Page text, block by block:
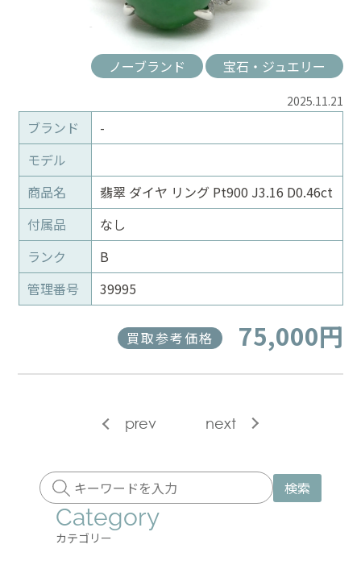
ノーブランド 宝石・ジュエリー
2025.11.21
ブランド
-
モデル
商品名
翡翠 ダイヤ リング Pt900 J3.16 D0.46ct
付属品
なし
ランク
B
管理番号
39995
買取参考価格 75,000円
prev next
検索
Category
カテゴリー